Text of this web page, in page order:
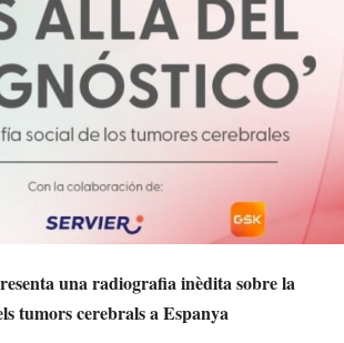
una radiografia inèdita sobre la
tumors cerebrals a Espanya